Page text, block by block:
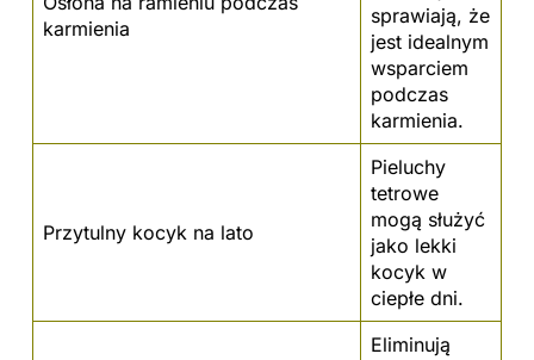
karmienia
sprawiają, że
jest idealnym
wsparciem
podczas
karmienia.
Przytulny kocyk na lato
Pieluchy
tetrowe
mogą służyć
jako lekki
kocyk w
ciepłe dni.
Eliminują